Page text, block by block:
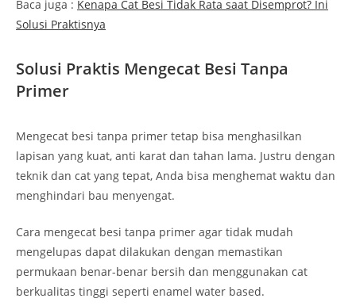
Baca juga : Kenapa Cat Besi Tidak Rata saat Disemprot? Ini
Solusi Praktisnya
Solusi Praktis Mengecat Besi Tanpa
Primer
Mengecat besi tanpa primer tetap bisa menghasilkan
lapisan yang kuat, anti karat dan tahan lama. Justru dengan
teknik dan cat yang tepat, Anda bisa menghemat waktu dan
menghindari bau menyengat.
Cara mengecat besi tanpa primer agar tidak mudah
mengelupas dapat dilakukan dengan memastikan
permukaan benar-benar bersih dan menggunakan cat
berkualitas tinggi seperti enamel water based.